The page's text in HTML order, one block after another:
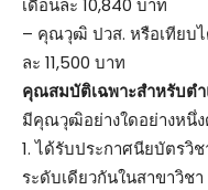
– คุณวุฒิ ปวส. หรือเทียบ
ละ 11,500 บาท
คุณสมบัติเฉพาะสำหรับต
มีคุณวุฒิอย่างใดอย่างหนึ่
1. ได้รับประกาศนียบัตร
ระดับเดียวกันในสาขาวิช